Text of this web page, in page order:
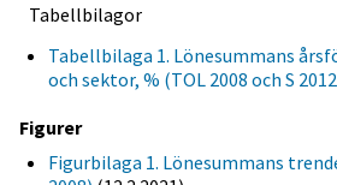
Tabellbilagor
Tabellbilaga 1. Lönesummans
och sektor, % (TOL 2008 och S
Figurer
Figurbilaga 1. Lönesummans